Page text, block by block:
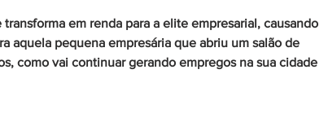
em renda para a elite empresarial, causando
aquela pequena empresária que abriu um salão de
como vai continuar gerando empregos na sua cidade